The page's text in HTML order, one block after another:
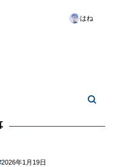
はね
2026年1月19日